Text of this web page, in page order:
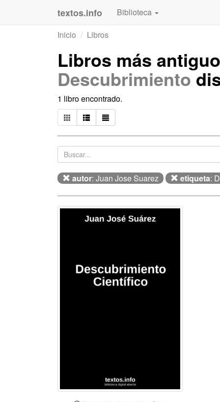
textos.info
Biblioteca
Inicio
Libros
Libros más
Descubrimiento
1 libro encontrado.
autor: Juan Jose Suarez etiqueta: